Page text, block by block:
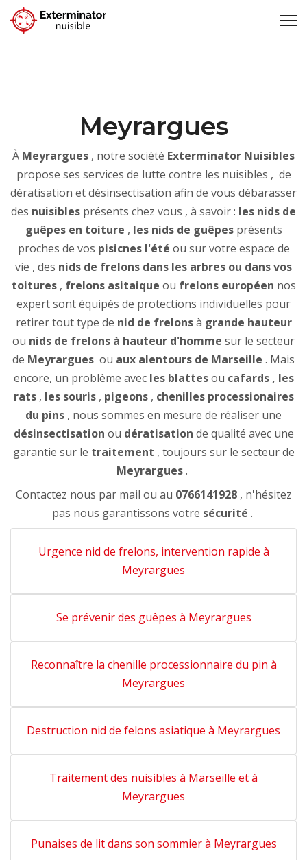
Meyrargues
À Meyrargues , notre société Exterminator Nuisibles
propose ses services de lutte contre les nuisibles , de
dératisation et désinsectisation afin de vous débarasser
des nuisibles présents chez vous , à savoir : les nids de
guêpes en toiture , les nids de guêpesprésents
proches de vos pisicnes l'été ou sur votre espace de
vie , des nids de frelons dans les arbres ou dans vos
toitures, frelons asitaique ou frelons européen nos
expert sont équipés de protections individuelles pour
retirer tout type de nid de frelonsà grande hauteur
ou nids de frelons à hauteur d'homme sur le secteur
de Meyrargues ou aux alentours de Marseille . Mais
encore, un problème avec les blattesou cafards , les
rats, les souris, pigeons, chenilles processionaires
du pins , nous sommes en mesure de réaliser une
désinsectisation ou dératisation de qualité avec une
garantie sur le traitement , toujours sur le secteur de
Meyrargues.
Contactez nous par mail ou au 0766141928, n'hésitez
pas nous garantissons votre sécurité .
Urgence nid de frelons, intervention rapide à
Meyrargues
Se prévenir des guêpes à Meyrargues
Reconnaître la chenille processionnaire du pin à
Meyrargues
Destruction nid de felons asiatique à Meyrargues
Traitement des nuisibles à Marseille et à
Meyrargues
Punaises de lit dans son sommier à Meyrargues